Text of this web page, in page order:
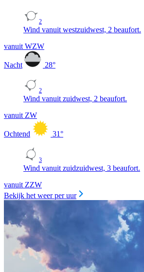
2
Wind vanuit westzuidwest, 2 beaufort.
vanuit WZW
Nacht 28°
2
Wind vanuit zuidwest, 2 beaufort.
vanuit ZW
Ochtend 31°
3
Wind vanuit zuidzuidwest, 3 beaufort.
vanuit ZZW
Bekijk het weer per uur